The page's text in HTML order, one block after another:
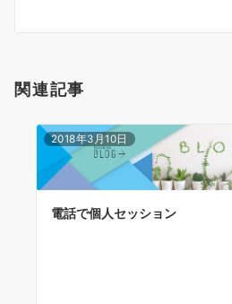
ン
関連記事
2018年3月10日
電話で個人セッション